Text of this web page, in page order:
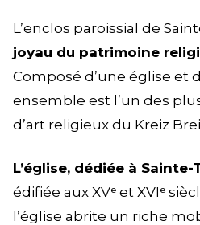
L’enclos paroissial de
joyau du patrimoine
Composé d’une église et
ensemble est l’un des
d’art religieux du Kreiz
L’église, dédiée à
édifiée aux XVᵉ et XVIᵉ
l’église abrite un riche